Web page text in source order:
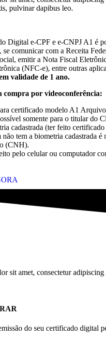
pulvinar dapibus leo.
Digital e-CPF e e-CNPJ A1 é
comunicar com a Receita
emitir a Nota Fiscal
(NFC-e), entre outras
validade de 1 ano.
compra por videoconferência:
certificado modelo A1
somente para o titular do
cadastrada (ter feito
não tem a biometria cadastrada é
(CNH).
pelo celular ou computador
sit amet, consectetur
do seu certificado digital